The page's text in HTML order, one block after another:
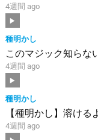
4週間 ago
種明かし
このマジック知らな
4週間 ago
種明かし
【種明かし】溶け
4週間 ago